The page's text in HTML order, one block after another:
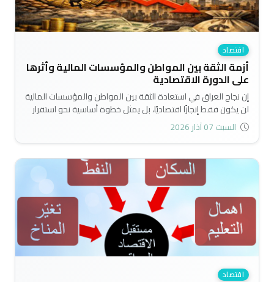
اقتصاد
أزمة الثقة بين المواطن والمؤسسات المالية وأثرها
على الدورة الاقتصادية
إن نجاح العراق في استعادة الثقة بين المواطن والمؤسسات المالية
لن يكون فقط إنجازًا اقتصاديًا، بل يمثل خطوة أساسية نحو استقرار
اجتماعي وسياسي طويل الأمد، قادر على دعم المستقبل
الاقتصادي للبلاد..
السبت 07 آذار 2026
اقتصاد